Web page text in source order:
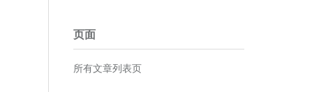
页面
所有文章列表页